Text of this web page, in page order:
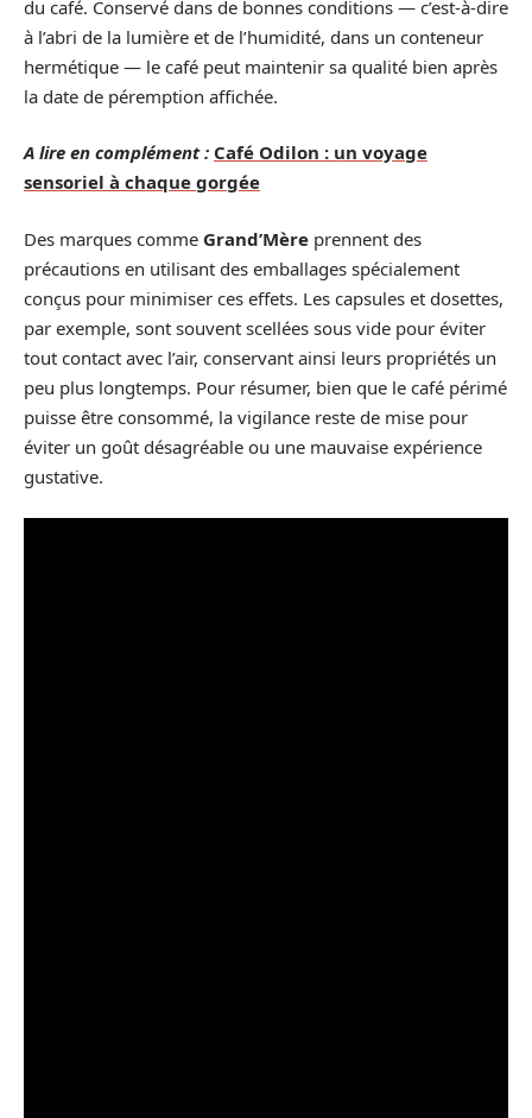
du café. Conservé dans de bonnes conditions — c’est-à-dire
à l’abri de la lumière et de l’humidité, dans un conteneur
hermétique — le café peut maintenir sa qualité bien après
la date de péremption affichée.
A lire en complément : Café Odilon : un voyage
sensoriel à chaque gorgée
Des marques comme Grand’Mère prennent des
précautions en utilisant des emballages spécialement
conçus pour minimiser ces effets. Les capsules et dosettes,
par exemple, sont souvent scellées sous vide pour éviter
tout contact avec l’air, conservant ainsi leurs propriétés un
peu plus longtemps. Pour résumer, bien que le café périmé
puisse être consommé, la vigilance reste de mise pour
éviter un goût désagréable ou une mauvaise expérience
gustative.